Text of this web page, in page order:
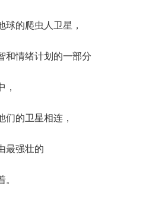
球的爬虫人卫星，
和情绪计划的一部分
，
们的卫星相连，
最强壮的